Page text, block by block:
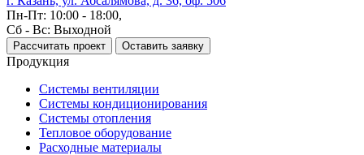
Пн-Пт: 10:00 - 18:00,
Сб - Вс: Выходной
Рассчитать проект Оставить заявку
Продукция
Системы вентиляции
Системы кондиционирования
Системы отопления
Тепловое оборудование
Расходные материалы